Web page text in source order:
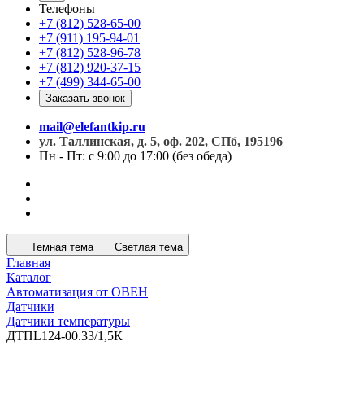
Телефоны
+7 (812) 528-65-00
+7 (911) 195-94-01
+7 (812) 528-96-78
+7 (812) 920-37-15
+7 (499) 344-65-00
Заказать звонок
mail@elefantkip.ru
ул. Таллинская, д. 5, оф. 202, СПб, 195196
Пн - Пт: с 9:00 до 17:00 (без обеда)
Темная тема Светлая тема
Главная
Каталог
Автоматизация от ОВЕН
Датчики
Датчики температуры
ДТПL124-00.33/1,5К